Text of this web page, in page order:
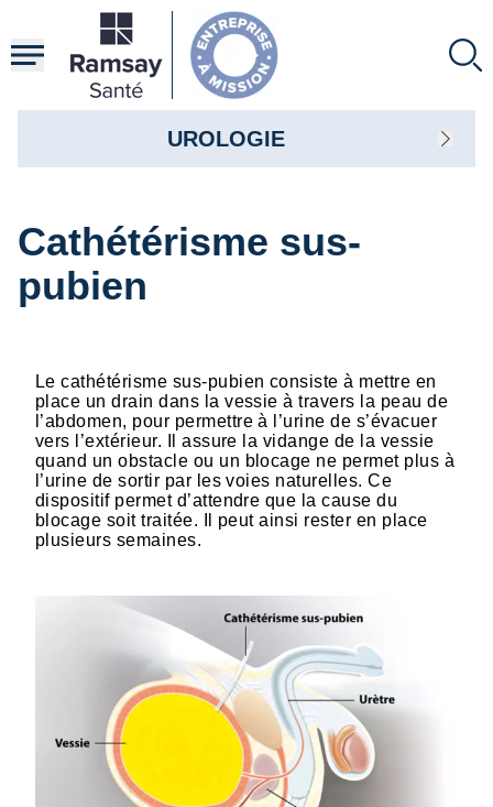
contenu
principal
Cathétérisme sus-
pubien
Le cathétérisme sus-pubien consiste à mettre en
place un drain dans la vessie à travers la peau de
l’abdomen, pour permettre à l’urine de s’évacuer
vers l’extérieur. Il assure la vidange de la vessie
quand un obstacle ou un blocage ne permet plus à
l’urine de sortir par les voies naturelles. Ce
dispositif permet d’attendre que la cause du
blocage soit traitée. Il peut ainsi rester en place
plusieurs semaines.
UROLOGIE